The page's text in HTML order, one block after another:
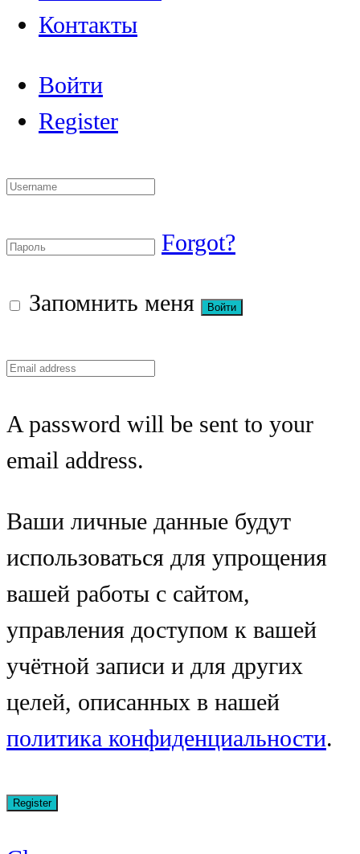
Контакты
Войти
Register
Forgot?
Запомнить меня
A password will be sent to your
email address.
Ваши личные данные будут
использоваться для упрощения
вашей работы с сайтом,
управления доступом к вашей
учётной записи и для других
целей, описанных в нашей
политика конфиденциальности.